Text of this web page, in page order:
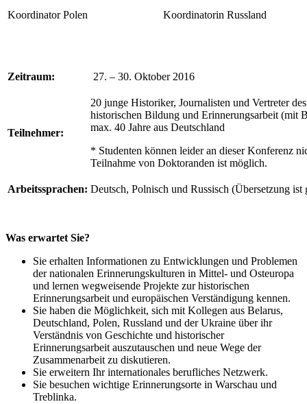
Koordinator Polen
Koordinatorin Russland
Zeitraum: 27. – 30. Oktober 2016
Teilnehmer:
20 junge Historiker, Journalisten und Vertreter
historischen Bildung und Erinnerungsarbeit (mit
max. 40 Jahre aus Deutschland
* Studenten können leider an dieser Konferenz
Teilnahme von Doktoranden ist möglich.
Arbeitssprachen: Deutsch, Polnisch und Russisch (Übersetzung ist
Was erwartet Sie?
Sie erhalten Informationen zu Entwicklungen und Problemen
der nationalen Erinnerungskulturen in Mittel- und Osteuropa
und lernen wegweisende Projekte zur historischen
Erinnerungsarbeit und europäischen Verständigung kennen.
Sie haben die Möglichkeit, sich mit Kollegen aus Belarus,
Deutschland, Polen, Russland und der Ukraine über ihr
Verständnis von Geschichte und historischer
Erinnerungsarbeit auszutauschen und neue Wege der
Zusammenarbeit zu diskutieren.
Sie erweitern Ihr internationales berufliches Netzwerk.
Sie besuchen wichtige Erinnerungsorte in Warschau und
Treblinka.